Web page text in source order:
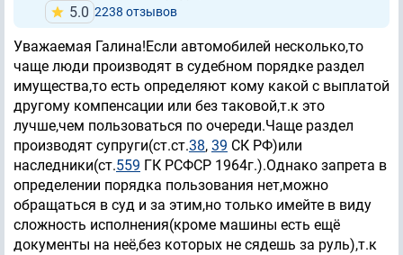
5.0 2238 отзывов
Уважаемая Галина!Если автомобилей несколько,то
чаще люди производят в судебном порядке раздел
имущества,то есть определяют кому какой с выплатой
другому компенсации или без таковой,т.к это
лучше,чем пользоваться по очереди.Чаще раздел
производят супруги(ст.ст.38, 39 СК РФ)или
наследники(ст.559 ГК РСФСР 1964г.).Однако запрета в
определении порядка пользования нет,можно
обращаться в суд и за этим,но только имейте в виду
сложность исполнения(кроме машины есть ещё
документы на неё,без которых не сядешь за руль),т.к